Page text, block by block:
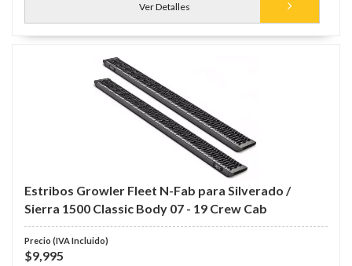
Ver Detalles
Estribos Growler Fleet N-Fab para Silverado /
Sierra 1500 Classic Body 07 - 19 Crew Cab
$9,995